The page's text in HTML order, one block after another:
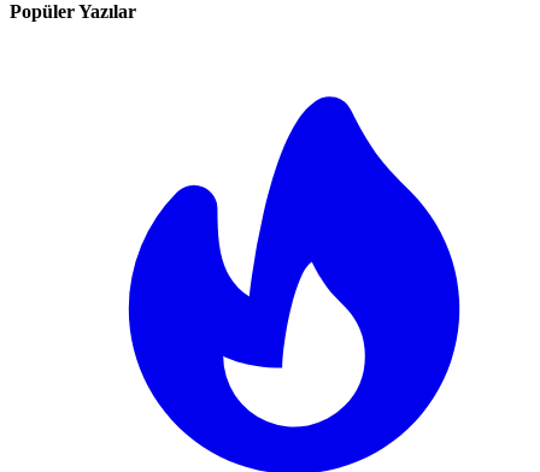
Popüler Yazılar